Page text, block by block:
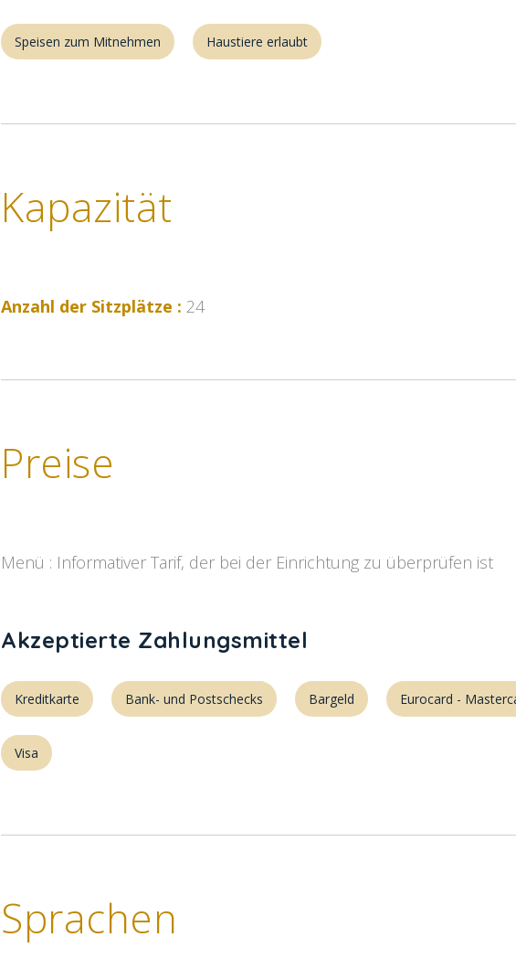
Speisen zum Mitnehmen Haustiere erlaubt
Kapazität
Anzahl der Sitzplätze : 24
Preise
Menü : Informativer Tarif, der bei der Einrichtung zu überprüfen ist
Akzeptierte Zahlungsmittel
Kreditkarte Bank- und Postschecks Bargeld Eurocard -
Visa
Sprachen